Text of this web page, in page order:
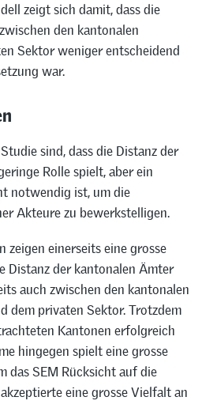
zeigt sich damit, dass die
den kantonalen
Sektor weniger entscheidend
war.
sind, dass die Distanz der
Rolle spielt, aber ein
notwendig ist, um die
Akteure zu bewerkstelligen.
zeigen einerseits eine grosse
Distanz der kantonalen Ämter
auch zwischen den kantonalen
dem privaten Sektor. Trotzdem
Kantonen erfolgreich
hingegen spielt eine grosse
das SEM Rücksicht auf die
eine grosse Vielfalt an